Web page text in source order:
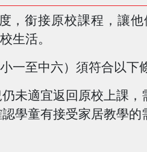
，銜接原校課程，讓
生活。
一至中六）須符合以下
未適宜返回原校上課，
學童有接受家居教學的